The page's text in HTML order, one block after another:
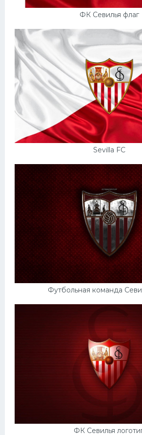
ФК Севилья флаг
Sevilla FC
Футбольная команда
ФК Севилья